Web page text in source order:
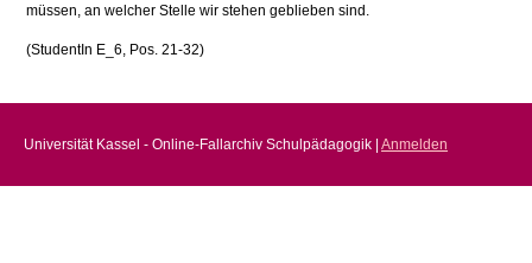
müssen, an welcher Stelle wir stehen geblieben sind.
(StudentIn E_6, Pos. 21-32)
Universität Kassel - Online-Fallarchiv Schulpädagogik | Anmelden